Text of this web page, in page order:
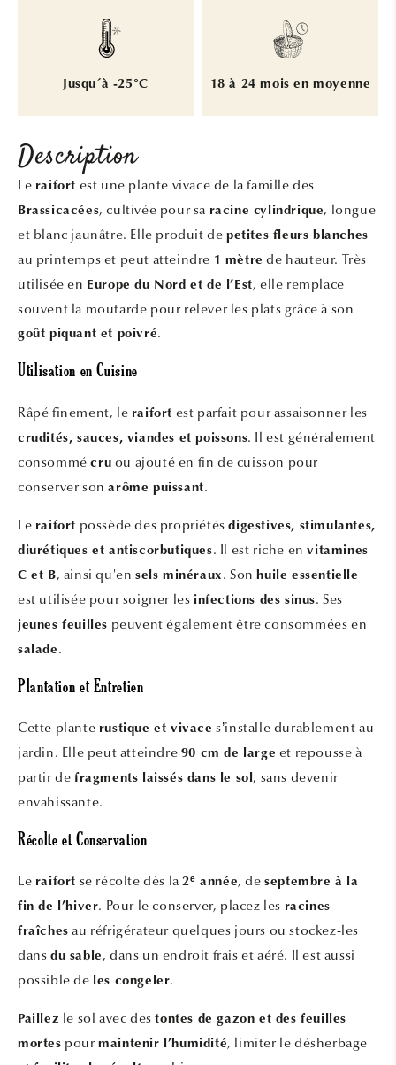
Jusqu´à -25°C 18 à 24 mois en moyenne
Description
Le raifort est une plante vivace de la famille des
Brassicacées, cultivée pour sa racine cylindrique, longue
et blanc jaunâtre. Elle produit depetites fleurs blanches
au printemps et peut atteindre 1 mètre de hauteur. Très
utilisée en Europe du Nord et de l’Est, elle remplace
souvent la moutarde pour relever les plats grâce à son
goût piquant et poivré.
Utilisation en Cuisine
Râpé finement, le raifort est parfait pour assaisonner les
crudités, sauces, viandes et poissons. Il est généralement
consommécru ou ajouté en fin de cuisson pour
conserver sonarôme puissant.
Le raifort possède des propriétésdigestives, stimulantes,
diurétiques et antiscorbutiques. Il est riche envitamines
C et B, ainsi qu'ensels minéraux . Sonhuile essentielle
est utilisée pour soigner les infections des sinus. Ses
jeunes feuilles peuvent également être consommées en
salade .
Plantation et Entretien
Cette plante rustique et vivace s’installe durablement au
jardin. Elle peut atteindre 90 cm de large et repousse à
partir de fragments laissés dans le sol, sans devenir
envahissante.
Récolte et Conservation
Le raifort se récolte dès la2ᵉ année, deseptembre à la
fin de l’hiver. Pour le conserver, placez les racines
fraîches au réfrigérateur quelques jours ou stockez-les
dans du sable , dans un endroit frais et aéré. Il est aussi
possible de les congeler.
Paillez le sol avec destontes de gazon et des feuilles
mortes pourmaintenir l’humidité, limiter le désherbage